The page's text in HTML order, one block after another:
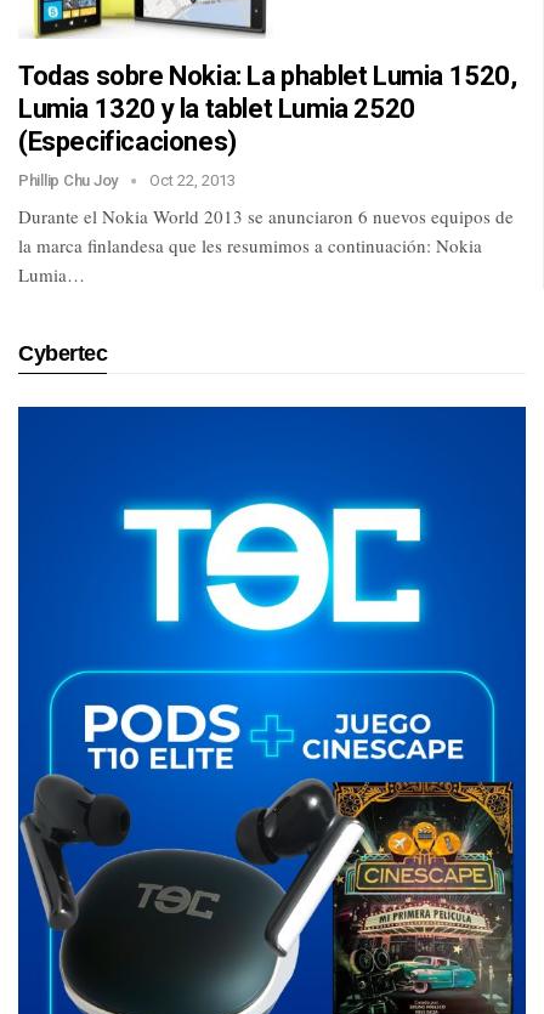
Todas sobre Nokia: La phablet Lumia 1520,
Lumia 1320 y la tablet Lumia 2520
(Especificaciones)
Phillip Chu Joy Oct 22, 2013
Durante el Nokia World 2013 se anunciaron 6 nuevos equipos de
la marca finlandesa que les resumimos a continuación: Nokia
Lumia…
Cybertec